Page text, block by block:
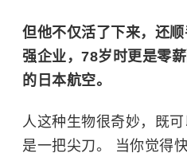
但他不仅活了下来，还
强企业，78岁时更是零
的日本航空。
人这种生物很奇妙，既
是一把尖刀。 当你觉得